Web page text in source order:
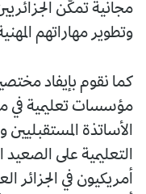
مجانية تمكّن
وتطوير مهاراتهم
كما نقوم بإيفاد
مؤسسات تعليمية في
الأساتذة
التعليمية على
أمريكيون في الجزائر